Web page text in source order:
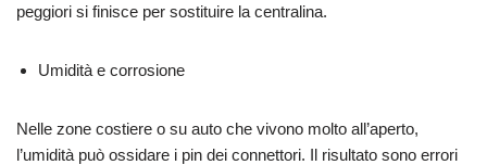
peggiori si finisce per sostituire la centralina.
Umidità e corrosione
Nelle zone costiere o su auto che vivono molto all’aperto,
l’umidità può ossidare i pin dei connettori. Il risultato sono errori